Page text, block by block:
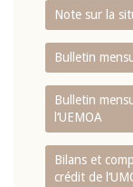
Note sur la
Bulletin
Bulletin
l‘UEMOA
Bilans et
crédit de